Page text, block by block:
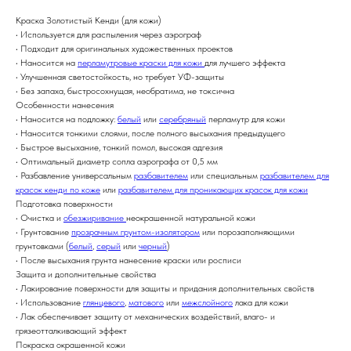
Краска Золотистый Кенди (для кожи)
• Используется для распыления через аэрограф
• Подходит для оригинальных художественных проектов
• Наносится на перламутровые краски для кожи для лучшего эффекта
• Улучшенная светостойкость, но требует УФ-защиты
• Без запаха, быстросохнущая, необратима, не токсична
Особенности нанесения
• Наносится на подложку: белый или серебряный перламутр для кожи
• Наносится тонкими слоями, после полного высыхания предыдущего
• Быстрое высыхание, тонкий помол, высокая адгезия
• Оптимальный диаметр сопла аэрографа от 0,5 мм
• Разбавление универсальным разбавителем или специальным разбавителем для
красок кенди по коже или разбавителем для проникающих красок для кожи
Подготовка поверхности
• Очистка и обезжиривание неокрашенной натуральной кожи
• Грунтование прозрачным грунтом-изолятором или порозаполняющими
грунтовками (белый, серый или черный)
• После высыхания грунта нанесение краски или росписи
Защита и дополнительные свойства
• Лакирование поверхности для защиты и придания дополнительных свойств
• Использование глянцевого, матового или межслойного лака для кожи
• Лак обеспечивает защиту от механических воздействий, влаго- и
грязеотталкивающий эффект
Покраска окрашенной кожи